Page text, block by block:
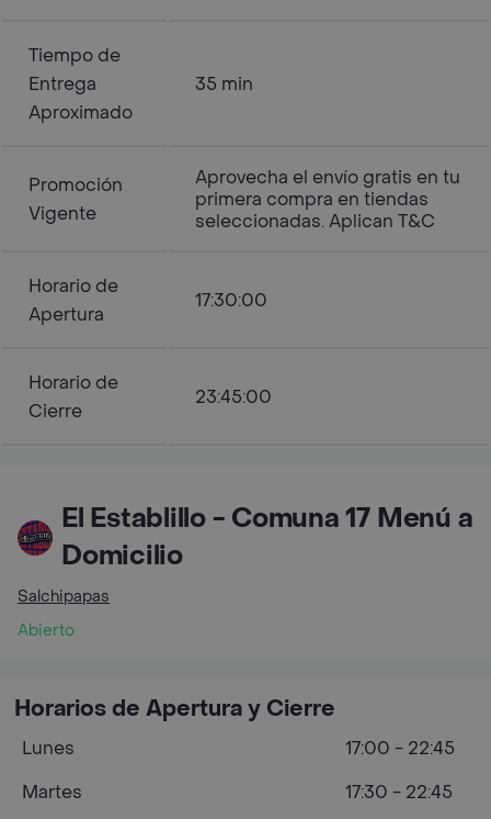
Tiempo de
Entrega
Aproximado
35 min
Promoción
Vigente
Aprovecha el envío gratis en tu
primera compra en tiendas
seleccionadas. Aplican T&C
Horario de
Apertura
17:30:00
Horario de
Cierre
23:45:00
El Establillo - Comuna 17 Menú a
Domicilio
Salchipapas
Abierto
Horarios de Apertura y Cierre
Lunes
17:00 - 22:45
Martes
17:30 - 22:45